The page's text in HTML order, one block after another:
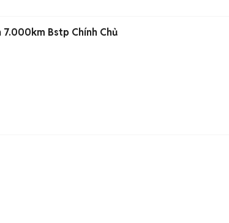
7.000km Bstp Chính Chủ